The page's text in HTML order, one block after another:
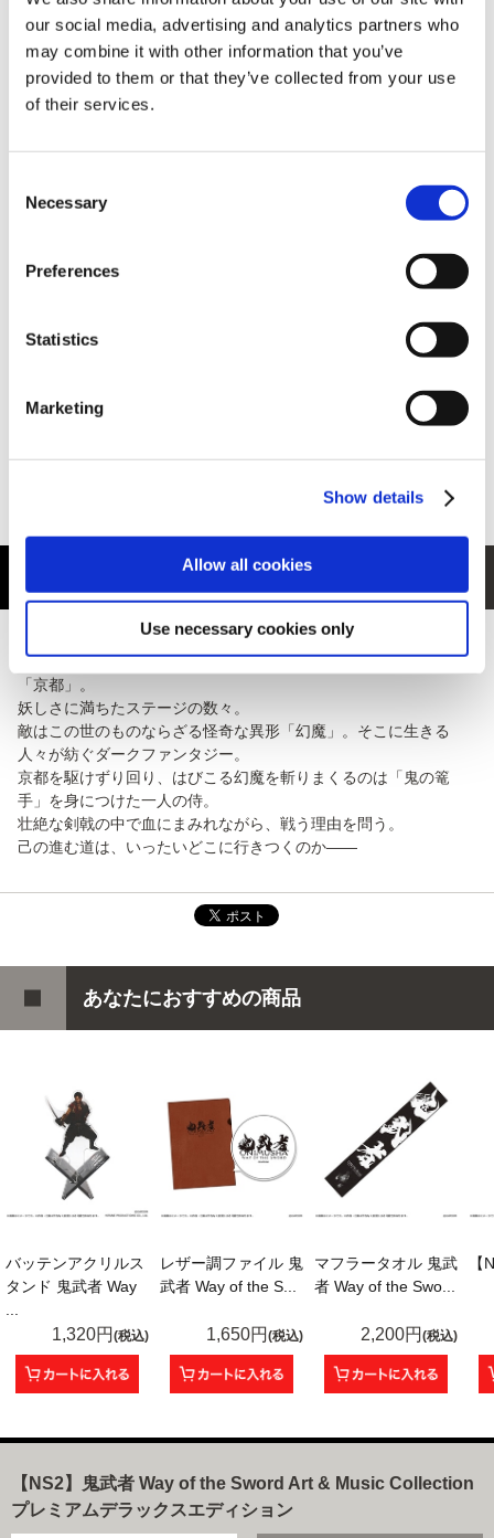
our social media, advertising and analytics partners who
may combine it with other information that you’ve
provided to them or that they’ve collected from your use
of their services.
Selection
Necessary
Preferences
Statistics
Marketing
Show details
Allow all cookies
Use necessary cookies only
を及ぼす性能は含まれておりません。
※刀装はゲーム内にある「破魔鏡」の「装いの変更」からご利用
いただけます。
※「破魔鏡」「メインメニュー」はゲーム進行で開放されます。
※早期購入特典が入手できるダウンロードコード[有効期限：
※早期購入特典の封入は特典在庫が無くなり次第終了となりま
※ダウンロードコードは1回のみ利用可能です。また、コンテンツ
を入手いただくにはインターネットの接続環境が必要です。
ンテンツの詳細は公式サイトをご確認ください。
を行う可能性があります。
本作は、血で血を洗う至高の剣戟アクションゲーム。
その舞台は、瘴気によって不可思議な姿と化した江戸時代初期の
「京都」。
妖しさに満ちたステージの数々。
敵はこの世のものならざる怪奇な異形「幻魔」。そこに生きる
人々が紡ぐダークファンタジー。
京都を駆けずり回り、はびこる幻魔を斬りまくるのは「鬼の篭
手」を身につけた一人の侍。
壮絶な剣戟の中で血にまみれながら、戦う理由を問う。
己の進む道は、いったいどこに行きつくのか――
あなたにおすすめの商品
バッテンアクリルス
タンド 鬼武者 Way
...
1,320円 (税込)
レザー調ファイル 鬼
武者 Way of the S...
1,650円 (税込)
マフラータオル 鬼武
者 Way of the Swo...
2,200円 (税込)
【NS2】鬼武者 Way of the Sword Art & Music Collection
プレミアムデラックスエディション